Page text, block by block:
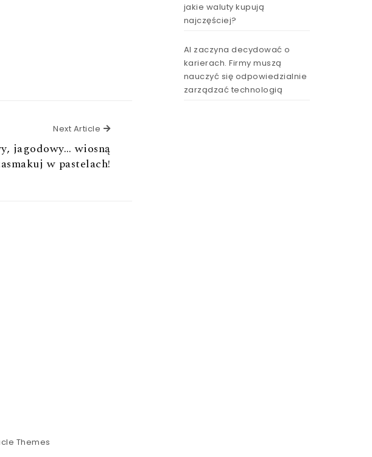
Next Article Next Article
jagodowy… wiosną
w pastelach!
jakie waluty kupują
najczęściej?
AI zaczyna decydować o
karierach. Firmy muszą
nauczyć się odpowiedzialnie
zarządzać technologią
Themes